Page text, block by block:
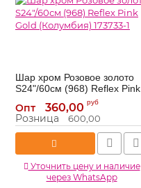
Шар хром Розовое золото
S24"/60см (968) Reflex Pink
Gold (Колумбия) 173733-1
Артикул: 173733-1
Опт 360,00 руб
Розница 600,00
Уточнить цену и наличие
через WhatsApp